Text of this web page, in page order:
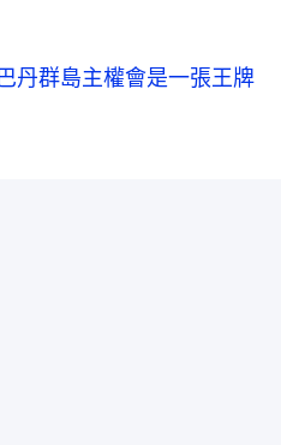
群島主權會是一張王牌